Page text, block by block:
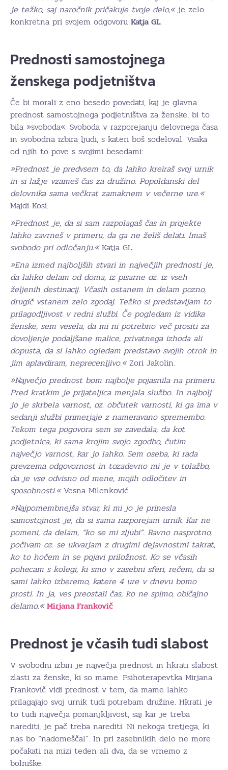
je težko, saj naročnik pričakuje tvoje delo,«je zelo
konkretna pri svojem odgovoru Katja GL.
Prednosti samostojnega
ženskega podjetništva
Če bi morali z eno besedo povedati, kaj je glavna
prednost samostojnega podjetništva za ženske, bi to
bila »svoboda«. Svoboda v razporejanju delovnega časa
in svobodna izbira ljudi, s kateri boš sodeloval. Vsaka
od njih to pove s svojimi besedami:
»Prednost je predvsem to, da lahko kreiraš svoj urnik
in si lažje vzameš čas za družino. Popoldanski del
delovnika sama večkrat zamaknem v večerne ure.«
Majdi Kosi.
»Prednost je, da si sam razpolagaš čas in projekte
lahko zavrneš v primeru, da ga ne želiš delati. Imaš
svobodo pri odločanju.«Katja GL.
»Ena izmed najboljših stvari in največjih prednosti je,
da lahko delam od doma, iz pisarne oz. iz vseh
željenih destinacij. Včasih ostanem in delam pozno,
drugič vstanem zelo zgodaj. Težko si predstavljam to
prilagodljivost v redni službi. Če pogledam iz vidika
ženske, sem vesela, da mi ni potrebno več prositi za
dovoljenje podaljšane malice, privatnega izhoda ali
dopusta, da si lahko ogledam predstavo svojih otrok in
jim aplavdiram, neprecenljivo.«Zori Jakolin.
»Največjo prednost bom najbolje pojasnila na primeru.
Pred kratkim je prijateljica menjala službo. In najbolj
jo je skrbela varnost, oz. občutek varnosti, ki ga ima v
sedanji službi primerjaje z nameravano spremembo.
Tekom tega pogovora sem se zavedala, da kot
podjetnica, ki sama krojim svojo zgodbo, čutim
največjo varnost, kar jo lahko. Sem oseba, ki rada
prevzema odgovornost in tozadevno mi je v tolažbo,
da je vse odvisno od mene, mojih odločitev in
sposobnosti.«Vesna Milenković.
»Najpomembnejša stvar, ki mi jo je prinesla
samostojnost je, da si sama razporejam urnik. Kar ne
pomeni, da delam, “ko se mi zljubi”. Ravno nasprotno,
počivam oz. se ukvarjam z drugimi dejavnostmi takrat,
ko to hočem in se pojavi priložnost. Ko se včasih
pohecam s kolegi, ki smo v zasebni sferi, rečem, da si
sami lahko izberemo, katere 4 ure v dnevu bomo
prosti. In ja, ves preostali čas, ko ne spimo, običajno
delamo.« Mirjana Frankovič
Prednost je včasih tudi slabost
V svobodni izbiri je največja prednost in hkrati slabost
zlasti za ženske, ki so mame. Psihoterapevtka Mirjana
Frankovič vidi prednost v tem, da mame lahko
prilagajajo svoj urnik tudi potrebam družine. Hkrati je
to tudi največja pomanjkljivost, saj kar je treba
narediti, je pač treba narediti. Ni nekoga tretjega, ki
nas bo “nadomeščal”. In pri zasebnikih delo ne more
počakati na mizi teden ali dva, da se vrnemo z
bolniške.